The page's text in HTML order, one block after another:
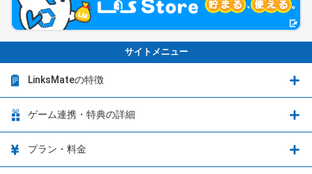
サイトメニュー
LinksMateの特徴
LinksMateの特徴
音声通話料金がもっとオトクに
ゲーム連携・特典の詳細
ゲーム連携・特典の詳細
プラン・料金